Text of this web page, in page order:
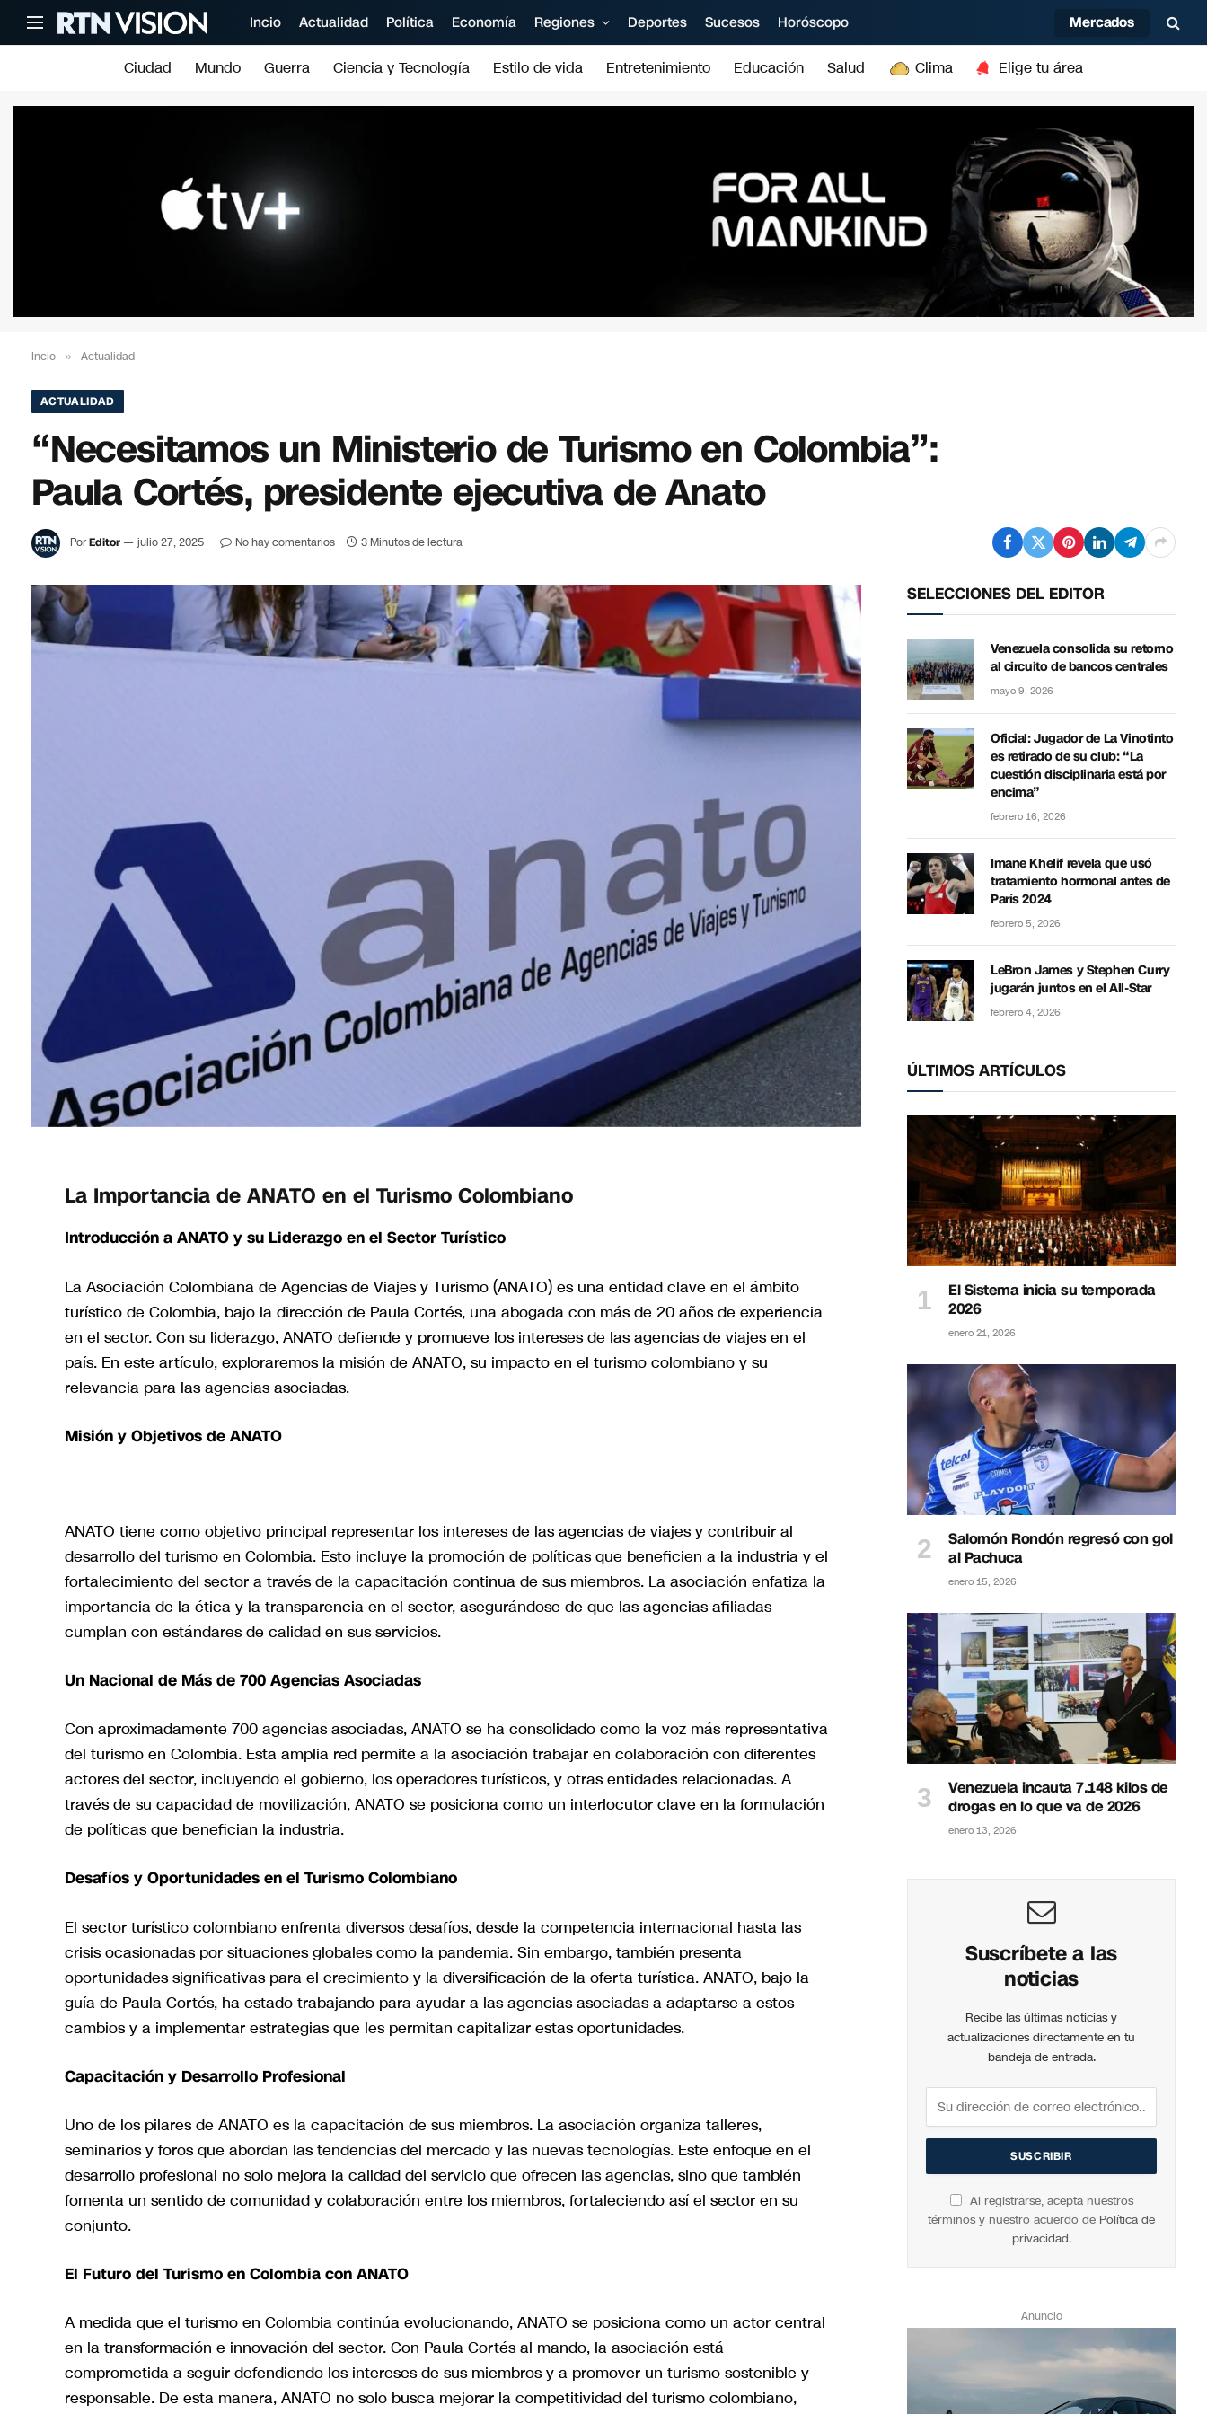
Incio Actualidad Política Economía Regiones Deportes Sucesos Horóscopo Mercados
Ciudad Mundo Guerra Ciencia y Tecnología Estilo de vida Entretenimiento Educación Salud Clima Elige tu área
Incio » Actualidad
ACTUALIDAD
“Necesitamos un Ministerio de Turismo en Colombia”:
Paula Cortés, presidente ejecutiva de Anato
PorEditor julio 27, 2025 No hay comentarios 3 Minutos de lectura
La Importancia de ANATO en el Turismo Colombiano
Introducción a ANATO y su Liderazgo en el Sector Turístico
La Asociación Colombiana de Agencias de Viajes y Turismo (ANATO) es una entidad clave en el ámbito
turístico de Colombia, bajo la dirección de Paula Cortés, una abogada con más de 20 años de experiencia
en el sector. Con su liderazgo, ANATO defiende y promueve los intereses de las agencias de viajes en el
país. En este artículo, exploraremos la misión de ANATO, su impacto en el turismo colombiano y su
relevancia para las agencias asociadas.
Misión y Objetivos de ANATO
ANATO tiene como objetivo principal representar los intereses de las agencias de viajes y contribuir al
desarrollo del turismo en Colombia. Esto incluye la promoción de políticas que beneficien a la industria y el
fortalecimiento del sector a través de la capacitación continua de sus miembros. La asociación enfatiza la
importancia de la ética y la transparencia en el sector, asegurándose de que las agencias afiliadas
cumplan con estándares de calidad en sus servicios.
Un Nacional de Más de 700 Agencias Asociadas
Con aproximadamente 700 agencias asociadas, ANATO se ha consolidado como la voz más representativa
del turismo en Colombia. Esta amplia red permite a la asociación trabajar en colaboración con diferentes
actores del sector, incluyendo el gobierno, los operadores turísticos, y otras entidades relacionadas. A
través de su capacidad de movilización, ANATO se posiciona como un interlocutor clave en la formulación
de políticas que benefician la industria.
Desafíos y Oportunidades en el Turismo Colombiano
El sector turístico colombiano enfrenta diversos desafíos, desde la competencia internacional hasta las
crisis ocasionadas por situaciones globales como la pandemia. Sin embargo, también presenta
oportunidades significativas para el crecimiento y la diversificación de la oferta turística. ANATO, bajo la
guía de Paula Cortés, ha estado trabajando para ayudar a las agencias asociadas a adaptarse a estos
cambios y a implementar estrategias que les permitan capitalizar estas oportunidades.
Capacitación y Desarrollo Profesional
Uno de los pilares de ANATO es la capacitación de sus miembros. La asociación organiza talleres,
seminarios y foros que abordan las tendencias del mercado y las nuevas tecnologías. Este enfoque en el
desarrollo profesional no solo mejora la calidad del servicio que ofrecen las agencias, sino que también
fomenta un sentido de comunidad y colaboración entre los miembros, fortaleciendo así el sector en su
conjunto.
El Futuro del Turismo en Colombia con ANATO
A medida que el turismo en Colombia continúa evolucionando, ANATO se posiciona como un actor central
en la transformación e innovación del sector. Con Paula Cortés al mando, la asociación está
comprometida a seguir defendiendo los intereses de sus miembros y a promover un turismo sostenible y
responsable. De esta manera, ANATO no solo busca mejorar la competitividad del turismo colombiano,
SELECCIONES DEL EDITOR
Venezuela consolida su retorno
al circuito de bancos centrales
mayo 9, 2026
Oficial: Jugador de La Vinotinto
es retirado de su club: “La
cuestión disciplinaria está por
encima”
febrero 16, 2026
Imane Khelif revela que usó
tratamiento hormonal antes de
París 2024
febrero 5, 2026
LeBron James y Stephen Curry
jugarán juntos en el All-Star
febrero 4, 2026
ÚLTIMOS ARTÍCULOS
El Sistema inicia su temporada
2026
enero 21, 2026
Salomón Rondón regresó con gol
al Pachuca
enero 15, 2026
Venezuela incauta 7.148 kilos de
drogas en lo que va de 2026
enero 13, 2026
Suscríbete a las
noticias
Recibe las últimas noticias y
actualizaciones directamente en tu
bandeja de entrada.
Al registrarse, acepta nuestros
términos y nuestro acuerdo de Política de
privacidad.
Anuncio